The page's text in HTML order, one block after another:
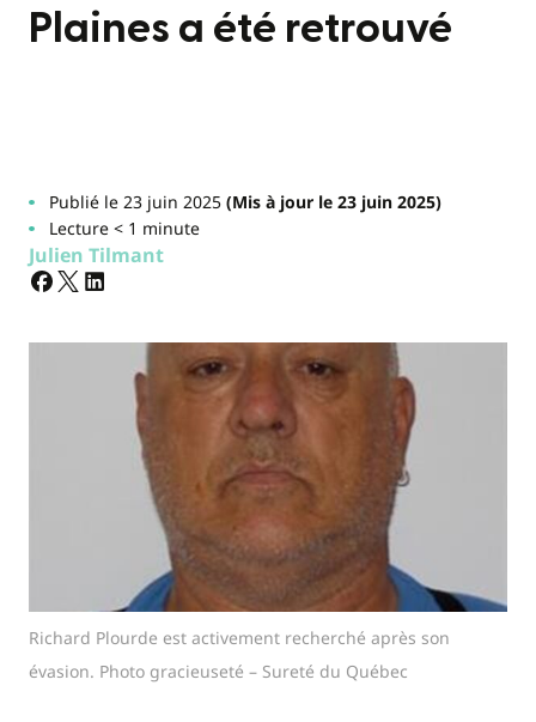
Plaines a été retrouvé
Publié le 23 juin 2025(Mis à jour le 23 juin 2025)
Lecture < 1 minute
Julien Tilmant
Richard Plourde est activement recherché après son
évasion. Photo gracieuseté – Sureté du Québec